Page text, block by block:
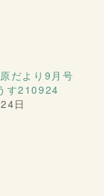
だより9月号
す210924
日